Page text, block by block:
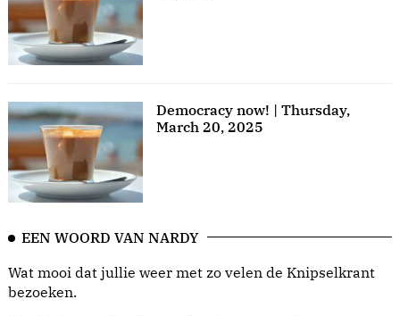
Democracy now! | Thursday,
March 20, 2025
EEN WOORD VAN NARDY
Wat mooi dat jullie weer met zo velen de Knipselkrant
bezoeken.